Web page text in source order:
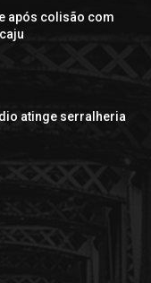
após colisão com
atinge serralheria